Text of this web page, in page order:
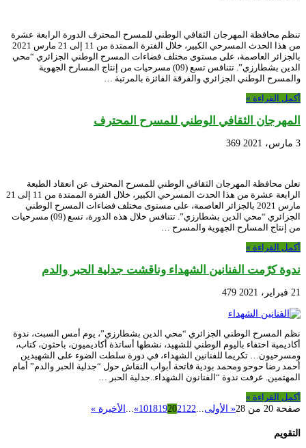
تنظم محافظة المهرجان الثقافي الوطني للمسرح المحترف الدورة الرابعة عشرة
من هذا الحدث المسرحي الكبير، خلال الفترة الممتدة من 11 إلى 21 مارس 2021
بالجزائر العاصمة، على مستوى مختلف فضاءات المسرح الوطني الجزائري “محي
الدين بشطارزي”. تتنافس تسع (09) مسرحيات من إنتاج المسارح الجهوية
والمسرح الوطني الجزائري والفرقة الفائزة بالمرتبة …
أكمل القراءة »
المهرجان الثقافي الوطني للمسرح المحترف
3 مارس، 2021 369
تعلن محافظة المهرجان الثقافي الوطني للمسرح المحترف عن انعقاد الطبعة
الرابعة عشرة من هذا الحدث المسرحي الكبير، خلال الفترة الممتدة من 11 إلى 21
مارس 2021 بالجزائر العاصمة، على مستوى مختلف فضاءات المسرح الوطني
الجزائري “محي الدين بشطارزي”. تتنافس خلال هذه الدورة، تسع (09) مسرحيات
من إنتاج المسارح الجهوية والمسرح …
أكمل القراءة »
ندوة كرّمت الفنانين الشهداء وناقشت جدلية الحبر والدم
21 فبراير، 2021 479
نظم المسرح الوطني الجزائري “محي الدين بشطارزي”، يوم أمس السبت، ندوة
أكاديمية احتفاء باليوم الوطني للشهيد، نشطها أساتذة أكاديميون، باحثون، كتاب،
ومسرحيون… تكريما للفنانين الشهداء، في دورة سلطت الضوء على الشهيدين
أحمد رضا حوحو ومحمد بودية فاتحة أبواب النقاش حول “جدلية الحبر والدم” أمام
المهتمين. عرفت ندوة “الفنانون الشهداء..جدلية الحبر …
أكمل القراءة »
صفحة 20 من 28
« الأولى...
101819202122
»
... الأخيرة »
التقويم